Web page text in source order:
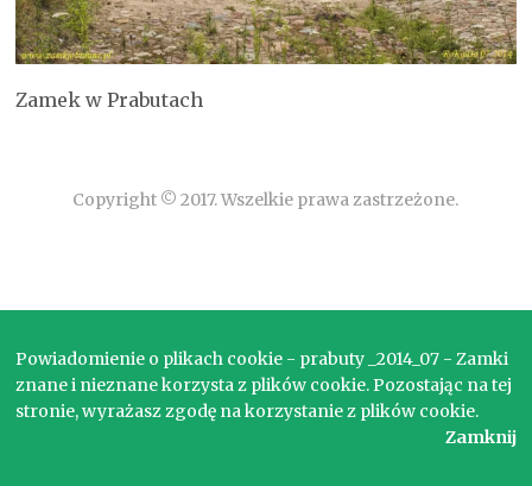
Zamek w Prabutach
Copyright © 2017. Wszelkie prawa zastrzeżone.
Powiadomienie o plikach cookie - prabuty _2014_07 - Zamki
znane i nieznane korzysta z plików cookie. Pozostając na tej
stronie, wyrażasz zgodę na korzystanie z plików cookie.
Zamknij